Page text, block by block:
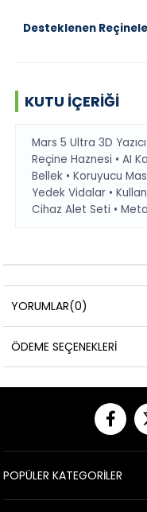
Desteklenen
KUTU İÇERIĞI
Mars 5 Ultra 3D
Reçine Haznesi • AI
Bellek • Koruyucu
Yedek Vidalar •
Cihaz Alet Seti •
YORUMLAR(0)
ÖDEME SEÇENEKLERI
POPÜLER KATEGORİLER